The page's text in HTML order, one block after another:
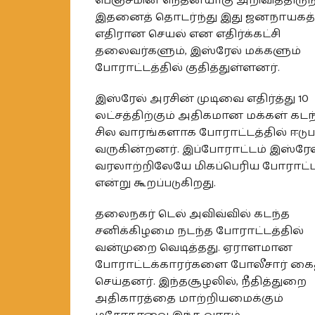
இதனைத் தொடர்ந்து இது
எதிரான செயல் என எதிர்க்கட்சி
தலைவர்களும், இஸ்ரேல் மக்களும்
போராட்டத்தில் குதித்துள்ளனர்.
இஸ்ரேல் அரசின் முடிவை எதிர்த்து 10
லட்சத்திற்கும் அதிகமான மக்கள்
சில வாரங்களாக போராட்டத்தில்
வருகின்றனர். இப்போராட்டம்
வரலாற்றிலேயே மிகப்பெரிய
என்று கூறப்படுகிறது.
தலைநகர் டெல் அவிவ்வில் கடந்த
சனிக்கிழமை நடந்த போராட்டத்தில்
வன்முறை வெடித்தது. ஏராளமான
போராட்டக்காரர்களை போலீசார்
செய்தனர். இந்தசூழலில், நீதித்துறை
அதிகாரத்தை மாற்றியமைக்கும்